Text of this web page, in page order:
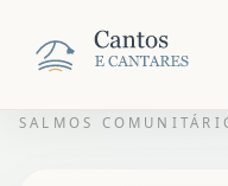
SALMOS